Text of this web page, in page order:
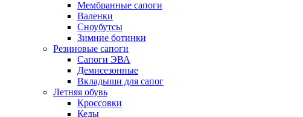
Мембранные сапоги
Валенки
Сноубутсы
Зимние ботинки
Резиновые сапоги
Сапоги ЭВА
Демисезонные
Вкладыши для сапог
Летняя обувь
Кроссовки
Кеды